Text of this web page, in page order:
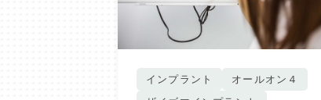
インプラント
オールオン４